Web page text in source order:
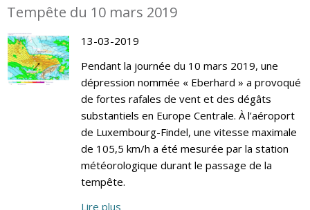
Tempête du 10 mars 2019
13-03-2019
Pendant la journée du 10 mars 2019, une
dépression nommée « Eberhard » a provoqué
de fortes rafales de vent et des dégâts
substantiels en Europe Centrale. À l’aéroport
de Luxembourg-Findel, une vitesse maximale
de 105,5 km/h a été mesurée par la station
météorologique durant le passage de la
tempête.
Lire plus